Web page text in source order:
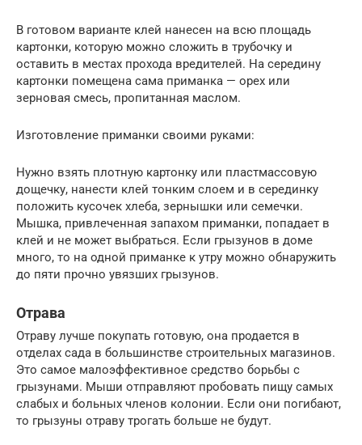
В готовом варианте клей нанесен на всю площадь
картонки, которую можно сложить в трубочку и
оставить в местах прохода вредителей. На середину
картонки помещена сама приманка — орех или
зерновая смесь, пропитанная маслом.
Изготовление приманки своими руками:
Нужно взять плотную картонку или пластмассовую
дощечку, нанести клей тонким слоем и в серединку
положить кусочек хлеба, зернышки или семечки.
Мышка, привлеченная запахом приманки, попадает в
клей и не может выбраться. Если грызунов в доме
много, то на одной приманке к утру можно обнаружить
до пяти прочно увязших грызунов.
Отрава
Отраву лучше покупать готовую, она продается в
отделах сада в большинстве строительных магазинов.
Это самое малоэффективное средство борьбы с
грызунами. Мыши отправляют пробовать пищу самых
слабых и больных членов колонии. Если они погибают,
то грызуны отраву трогать больше не будут.